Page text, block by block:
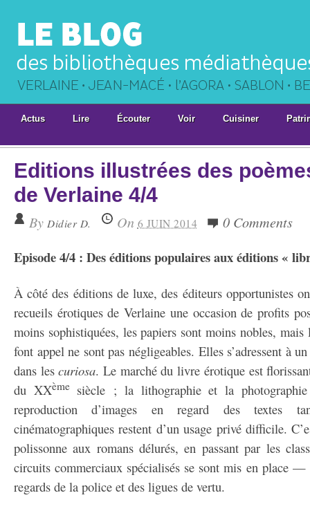
Actus Lire Écouter Voir Cuisiner
Editions illustrées des
de Verlaine 4/4
By Didier D. On 6 JUIN 2014 0 Comments
Episode 4/4 : Des éditions populaires aux éditions «
À côté des éditions de luxe, des éditeurs opportunistes
recueils érotiques de Verlaine une occasion de profits
moins sophistiquées, les papiers sont moins nobles, mais
font appel ne sont pas négligeables. Elles s’adressent à
dans lescuriosa. Le marché du livre érotique est
du XXèmesiècle ; la lithographie et la photographie
reproduction d’images en regard des textes
cinématographiques restent d’un usage privé difficile.
polissonne aux romans délurés, en passant par les
circuits commerciaux spécialisés se sont mis en place —
regards de la police et des ligues de vertu.